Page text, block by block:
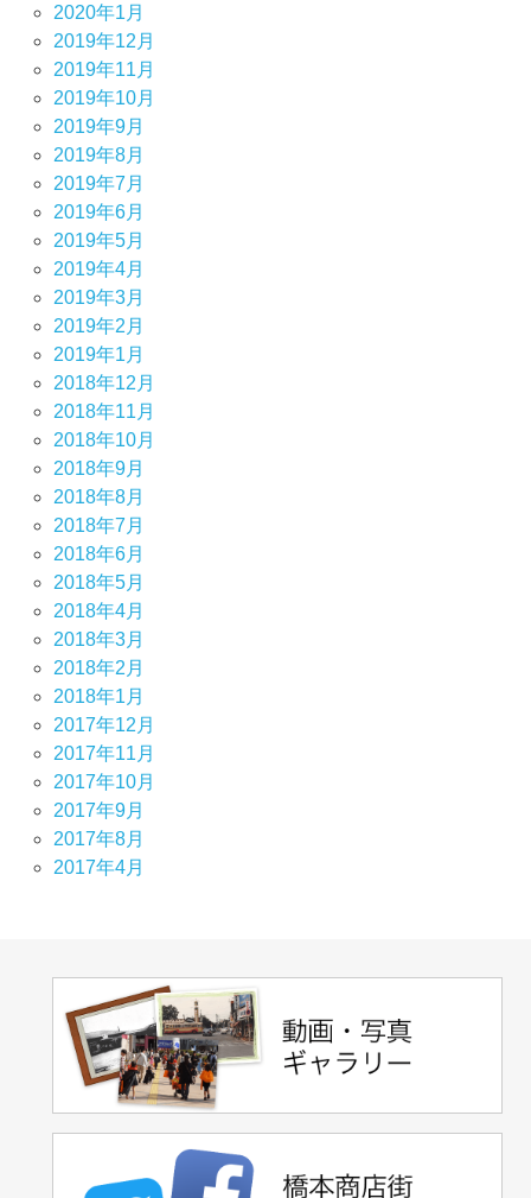
2020年1月
2019年12月
2019年11月
2019年10月
2019年9月
2019年8月
2019年7月
2019年6月
2019年5月
2019年4月
2019年3月
2019年2月
2019年1月
2018年12月
2018年11月
2018年10月
2018年9月
2018年8月
2018年7月
2018年6月
2018年5月
2018年4月
2018年3月
2018年2月
2018年1月
2017年12月
2017年11月
2017年10月
2017年9月
2017年8月
2017年4月